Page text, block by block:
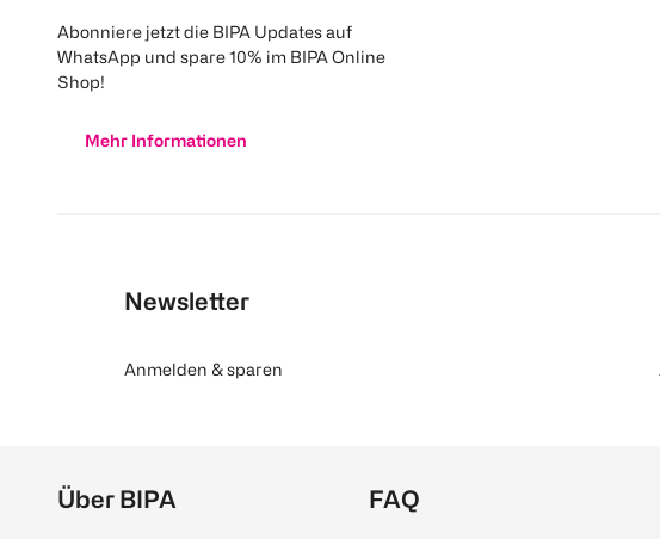
Abonniere jetzt die BIPA Updates auf
WhatsApp und spare 10% im BIPA Online
Shop!
Mehr Informationen
Newsletter
Anmelden & sparen
Über BIPA FAQ